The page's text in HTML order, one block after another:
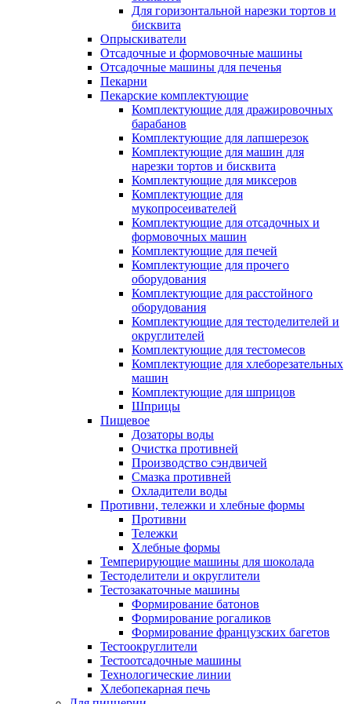
Для горизонтальной нарезки тортов и
бисквита
Опрыскиватели
Отсадочные и формовочные машины
Отсадочные машины для печенья
Пекарни
Пекарские комплектующие
Комплектующие для дражировочных
барабанов
Комплектующие для лапшерезок
Комплектующие для машин для
нарезки тортов и бисквита
Комплектующие для миксеров
Комплектующие для
мукопросеивателей
Комплектующие для отсадочных и
формовочных машин
Комплектующие для печей
Комплектующие для прочего
оборудования
Комплектующие для расстойного
оборудования
Комплектующие для тестоделителей и
округлителей
Комплектующие для тестомесов
Комплектующие для хлеборезательных
машин
Комплектующие для шприцов
Шприцы
Пищевое
Дозаторы воды
Очистка противней
Производство сэндвичей
Смазка противней
Охладители воды
Противни, тележки и хлебные формы
Противни
Тележки
Хлебные формы
Темперирующие машины для шоколада
Тестоделители и округлители
Тестозакаточные машины
Формирование батонов
Формирование рогаликов
Формирование французских багетов
Тестоокруглители
Тестоотсадочные машины
Технологические линии
Хлебопекарная печь